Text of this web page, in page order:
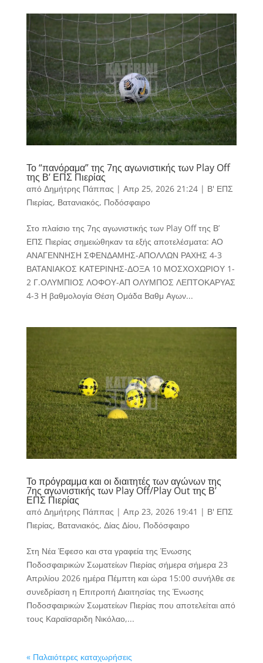
Το “πανόραμα” της 7ης αγωνιστικής των Play Off
της Β’ ΕΠΣ Πιερίας
από Δημήτρης Πάππας | Απρ 25, 2026 21:24| Β' ΕΠΣ
Πιερίας, Βατανιακός, Ποδόσφαιρο
Στο πλαίσιο της 7ης αγωνιστικής των Play Off της Β’
ΕΠΣ Πιερίας σημειώθηκαν τα εξής αποτελέσματα: ΑΟ
ΑΝΑΓΕΝΝΗΣΗ ΣΦΕΝΔΑΜΗΣ-ΑΠΟΛΛΩΝ ΡΑΧΗΣ 4-3
ΒΑΤΑΝΙΑΚΟΣ ΚΑΤΕΡΙΝΗΣ-ΔΟΞΑ 10 ΜΟΣΧΟΧΩΡΙΟΥ 1-
2 Γ.ΟΛΥΜΠΙΟΣ ΛΟΦΟΥ-ΑΠ ΟΛΥΜΠΟΣ ΛΕΠΤΟΚΑΡΥΑΣ
4-3 Η βαθμολογία Θέση Ομάδα Βαθμ Αγων...
Το πρόγραμμα και οι διαιτητές των αγώνων της
7ης αγωνιστικής των Play Off/Play Out της Β’
ΕΠΣ Πιερίας
από Δημήτρης Πάππας | Απρ 23, 2026 19:41 | Β' ΕΠΣ
Πιερίας, Βατανιακός, Δίας Δίου, Ποδόσφαιρο
Στη Νέα Έφεσο και στα γραφεία της Ένωσης
Ποδοσφαιρικών Σωματείων Πιερίας σήμερα σήμερα 23
Απριλίου 2026 ημέρα Πέμπτη και ώρα 15:00 συνήλθε σε
συνεδρίαση η Επιτροπή Διαιτησίας της Ένωσης
Ποδοσφαιρικών Σωματείων Πιερίας που αποτελείται από
τους Καραϊσαριδη Νικόλαο,...
« Παλαιότερες καταχωρήσεις